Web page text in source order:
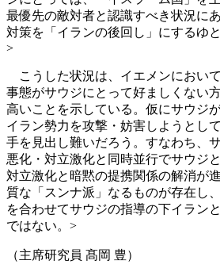
最優先の敵対者と認識すべき状況に
対策を「イランの後回し」にするゆ
>
こうした状況は、イエメンにおい
事態がサウジにとって好ましくない
高いことを示している。仮にサウジ
イラン勢力を攻撃・妨害しようとし
手を見出し難いだろう。すなわち、
悪化・対立激化と同時並行でサウジ
対立激化と暗黙の提携関係の解消が
質な「スンナ派」なるものが存在し
を合わせてサウジの指導の下イラン
ではない。>
（主席研究員 髙岡 豊）